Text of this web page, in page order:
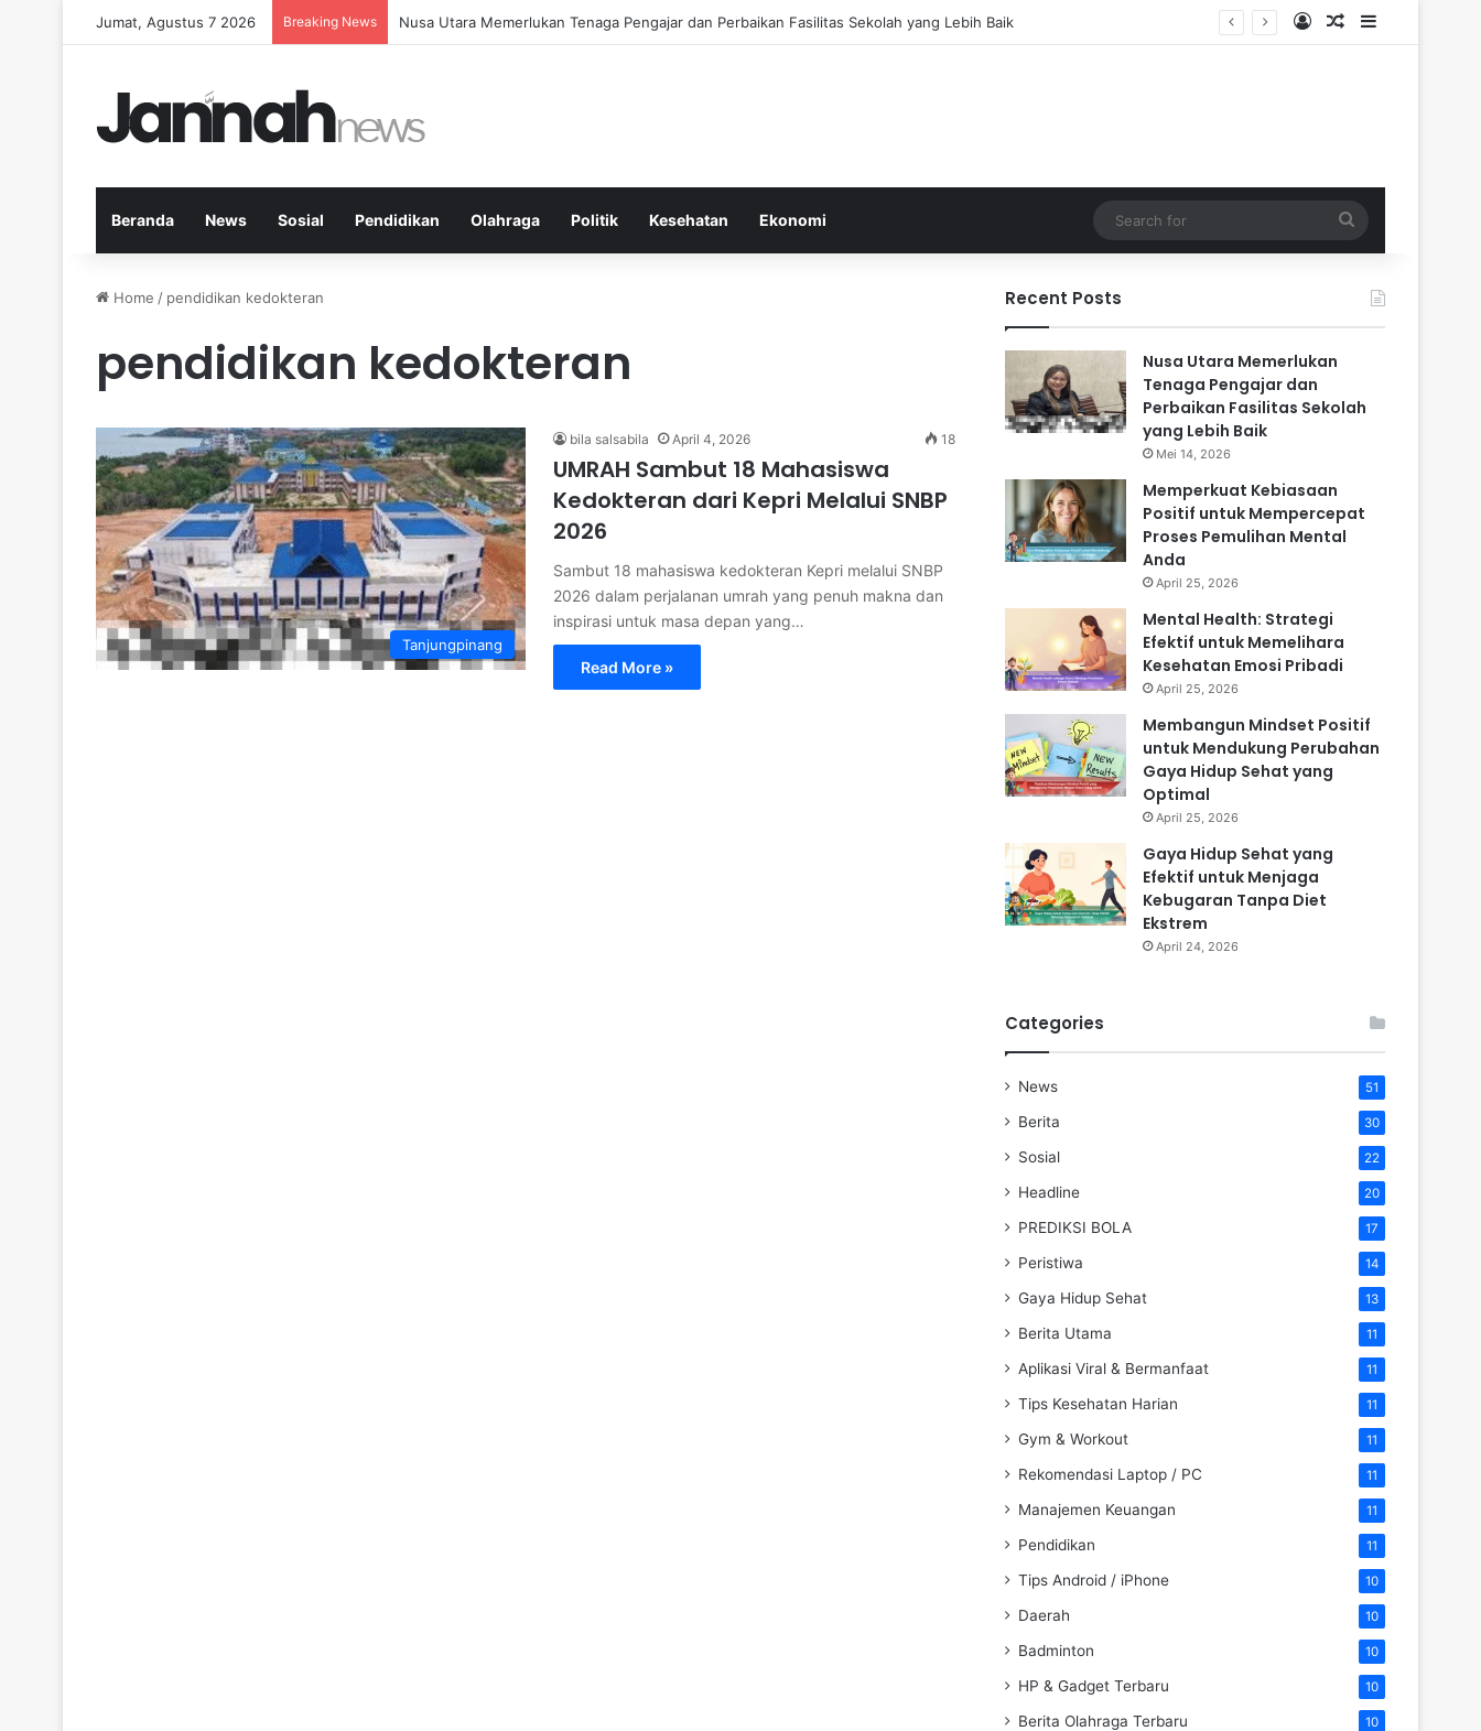
Jumat, Agustus 7 2026 Breaking News Memperkuat Kebiasaan Positif untuk Mempercepat Proses Pemulihan Mental Anda Log InRandom Article
Sidebar
Beranda News Sosial Pendidikan Olahraga Politik Kesehatan Ekonomi
for
Home / pendidikan kedokteran
pendidikan kedokteran
Tanjungpinang
bila salsabila April 4, 2026 18
UMRAH Sambut 18 Mahasiswa
Kedokteran dari Kepri Melalui SNBP
2026
Sambut 18 mahasiswa kedokteran Kepri melalui SNBP
2026 dalam perjalanan umrah yang penuh makna dan
inspirasi untuk masa depan yang…
Read More »
Recent Posts
Nusa Utara Memerlukan
Tenaga Pengajar dan
Perbaikan Fasilitas Sekolah
yang Lebih Baik
Mei 14, 2026
Memperkuat Kebiasaan
Positif untuk Mempercepat
Proses Pemulihan Mental
Anda
April 25, 2026
Mental Health: Strategi
Efektif untuk Memelihara
Kesehatan Emosi Pribadi
April 25, 2026
Membangun Mindset Positif
untuk Mendukung Perubahan
Gaya Hidup Sehat yang
Optimal
April 25, 2026
Gaya Hidup Sehat yang
Efektif untuk Menjaga
Kebugaran Tanpa Diet
Ekstrem
April 24, 2026
Categories
News 51
Berita 30
Sosial 22
Headline 20
PREDIKSI BOLA 17
Peristiwa 14
Gaya Hidup Sehat 13
Berita Utama 11
Aplikasi Viral & Bermanfaat 11
Tips Kesehatan Harian 11
Gym & Workout 11
Rekomendasi Laptop / PC 11
Manajemen Keuangan 11
Pendidikan 11
Tips Android / iPhone 10
Daerah 10
Badminton 10
HP & Gadget Terbaru 10
Berita Olahraga Terbaru 10